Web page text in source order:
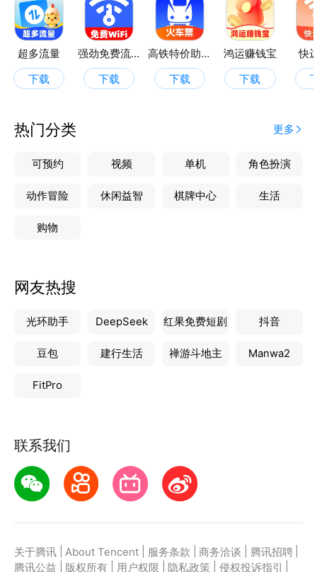
超多流量
下载
强劲免费流量
下载
高铁特价助手
下载
鸿运赚钱宝
下载
快
热门分类 更多
可预约 视频 单机 角色扮演
动作冒险 休闲益智 棋牌中心 生活
购物
网友热搜
光环助手 DeepSeek 红果免费短剧 抖音
豆包 建行生活 禅游斗地主 Manwa2
FitPro
联系我们
关于腾讯 About Tencent 服务条款 商务洽谈 腾讯招聘
腾讯公益
版权所有 用户权限 隐私政策 侵权投诉指引